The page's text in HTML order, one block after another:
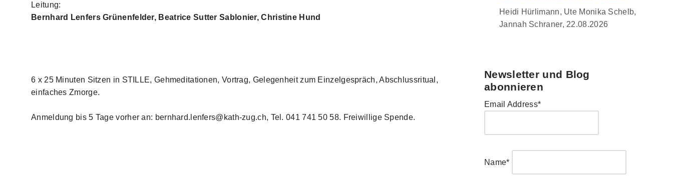
Leitung:
Bernhard Lenfers Grünenfelder, Beatrice Sutter Sablonier, Christine Hund
6 x 25 Minuten Sitzen in STILLE, Gehmeditationen, Vortrag, Gelegenheit zum Einzelgespräch, Abschlussritual,
einfaches Zmorge.
Anmeldung bis 5 Tage vorher an: bernhard.lenfers@kath-zug.ch, Tel. 041 741 50 58. Freiwillige Spende.
Heidi Hürlimann, Ute Monika Schelb,
Jannah Schraner, 22.08.2026
Newsletter und Blog
abonnieren
Email Address*
Name*